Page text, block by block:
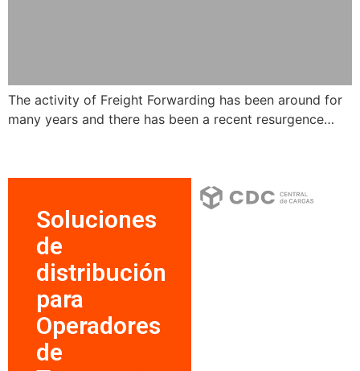
The activity of Freight Forwarding has been around for
many years and there has been a recent resurgence…
Soluciones
de
distribución
para
Operadores
de